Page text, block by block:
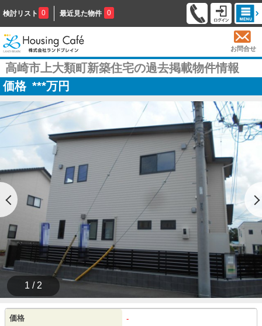
検討リスト 0 最近見た物件 0
お問合せ
高崎市上大類町新築住宅の過去掲載物件情報
価格 ***万円
1 / 2
価格 -